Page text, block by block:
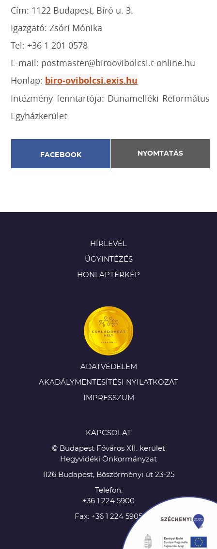
Cím: 1122 Budapest, Bíró u. 3.
Igazgató: Zsóri Mónika
Tel: +36 1 201 0578
E-mail: postmaster@biroovibolcsi.t-online.hu
Honlap: biro-ovibolcsi.exis.hu
Intézmény fenntartója: Dunamelléki Református
Egyházkerület
FACEBOOK NYOMTATÁS
HÍRLEVÉL
ÜGYINTÉZÉS
HONLAPTÉRKÉP
ADATVÉDELEM
AKADÁLYMENTESÍTÉSI NYILATKOZAT
IMPRESSZUM
KAPCSOLAT
© Budapest Főváros XII. kerület
Hegyvidéki Önkormányzat
1126 Budapest, Böszörményi út 23-25
Telefon:
+36 1 224 5900
Fax: +36 1 224 5905